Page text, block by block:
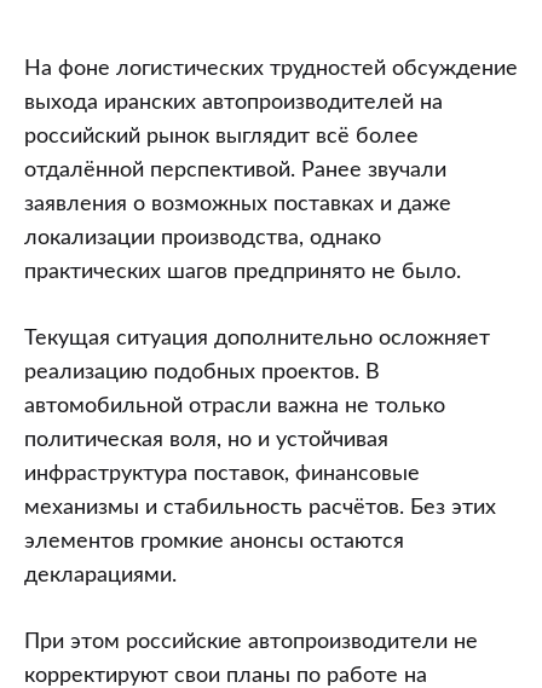
На фоне логистических трудностей обсуждение
выхода иранских автопроизводителей на
российский рынок выглядит всё более
отдалённой перспективой. Ранее звучали
заявления о возможных поставках и даже
локализации производства, однако
практических шагов предпринято не было.
Текущая ситуация дополнительно осложняет
реализацию подобных проектов. В
автомобильной отрасли важна не только
политическая воля, но и устойчивая
инфраструктура поставок, финансовые
механизмы и стабильность расчётов. Без этих
элементов громкие анонсы остаются
декларациями.
При этом российские автопроизводители не
корректируют свои планы по работе на